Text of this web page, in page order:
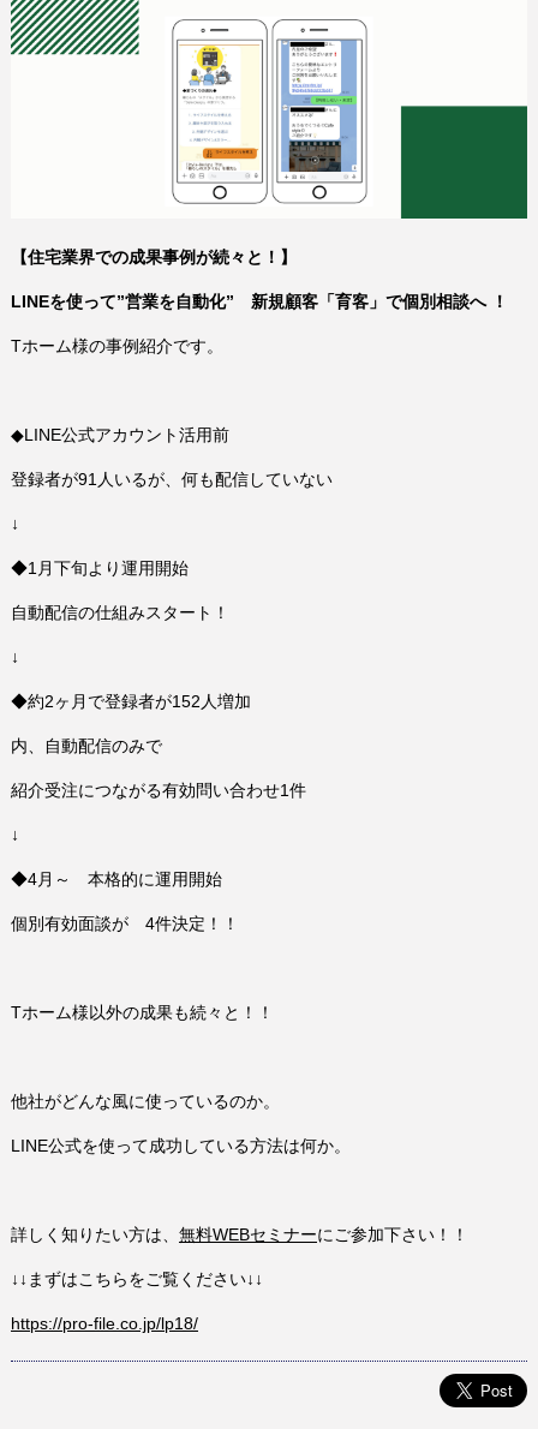
【住宅業界での成果事例が続々と！】
LINEを使って”営業を自動化” 新規顧客「育客」で個別相談へ ！
Tホーム様の事例紹介です。
◆LINE公式アカウント活用前
登録者が91人いるが、何も配信していない
↓
◆1月下旬より運用開始
自動配信の仕組みスタート！
↓
◆約2ヶ月で登録者が152人増加
内、自動配信のみで
紹介受注につながる有効問い合わせ1件
↓
◆4月～ 本格的に運用開始
個別有効面談が 4件決定！！
Tホーム様以外の成果も続々と！！
他社がどんな風に使っているのか。
LINE公式を使って成功している方法は何か。
詳しく知りたい方は、 無料WEBセミナーにご参加下さい！！
↓↓まずはこちらをご覧ください↓↓
https://pro-file.co.jp/lp18/